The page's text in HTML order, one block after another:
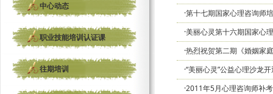
中心动态
职业技能培训认证课
往期培训
·第十七期国家心理咨询师
·美丽心灵第十六期国家心
·热烈祝贺第二期《婚姻家
·“美丽心灵”公益心理沙龙
·2011年5月心理咨询师补